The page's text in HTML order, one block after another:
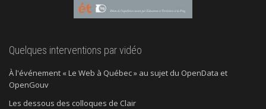
Quelques interventions par vidéo
À l'événement « Le Web à Québec » au sujet du OpenData et
OpenGouv
Les dessous des colloques de Clair